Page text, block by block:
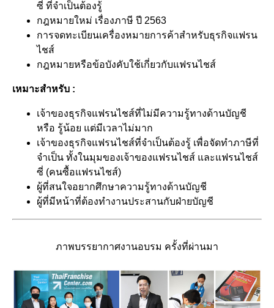
ซี่ ที่จำเป็นต้องรู้
กฎหมายใหม่ เรื่องภาษี ปี 2563
การจดทะเบียนเครื่องหมายการค้าสำหรับธุรกิจแฟรน
ไชส์
กฎหมายหรือข้อบังคับใช้เกี่ยวกับแฟรนไชส์
เหมาะสำหรับ :
เจ้าของธุรกิจแฟรนไชส์ที่ไม่มีความรู้ทางด้านบัญชี
หรือ รู้น้อย แต่มีเวลาไม่มาก
เจ้าของธุรกิจแฟรนไชส์ที่จำเป็นต้องรู้ เพื่อจัดทำภาษีที่
จำเป็น ทั้งในมุมของเจ้าของแฟรนไชส์ และแฟรนไชส์
ซี่ (คนซื้อแฟรนไชส์)
ผู้ที่สนใจอยากศึกษาความรู้ทางด้านบัญชี
ผู้ที่มีหน้าที่ต้องทำงานประสานกับฝ่ายบัญชี
ภาพบรรยากาศงานอบรม ครั้งที่ผ่านมา